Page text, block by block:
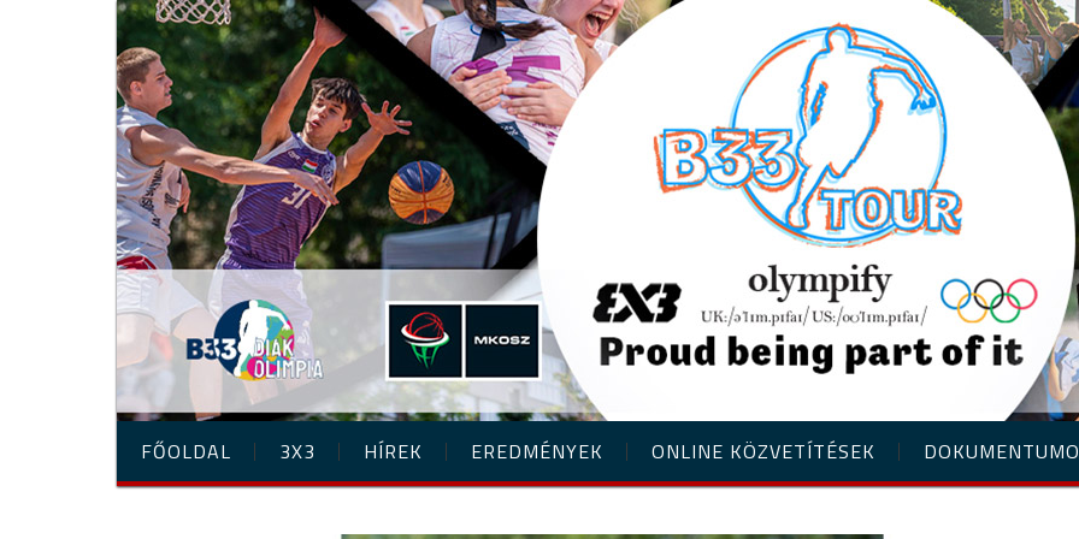
FŐOLDAL 3X3 HÍREK EREDMÉNYEK ONLINE KÖZVETÍTÉSEK